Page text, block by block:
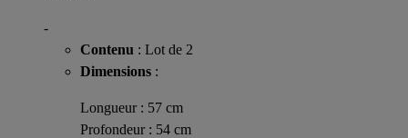
-
Contenu : Lot de 2
Dimensions :
Longueur : 57 cm
Profondeur : 54 cm